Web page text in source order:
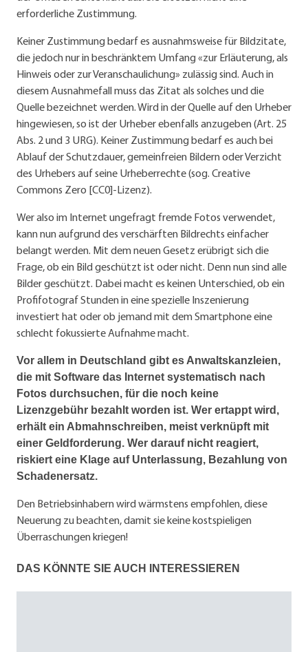
erforderliche Zustimmung.
Keiner Zustimmung bedarf es ausnahmsweise für Bildzitate,
die jedoch nur in beschränktem Umfang «zur Erläuterung, als
Hinweis oder zur Veranschaulichung» zulässig sind. Auch in
diesem Ausnahmefall muss das Zitat als solches und die
Quelle bezeichnet werden. Wird in der Quelle auf den Urheber
hingewiesen, so ist der Urheber ebenfalls anzugeben (Art. 25
Abs. 2 und 3 URG). Keiner Zustimmung bedarf es auch bei
Ablauf der Schutzdauer, gemeinfreien Bildern oder Verzicht
des Urhebers auf seine Urheberrechte (sog. Creative
Commons Zero [CC0]-Lizenz).
Wer also im Internet ungefragt fremde Fotos verwendet,
kann nun aufgrund des verschärften Bild­rechts einfacher
belangt werden. Mit dem neuen Gesetz erübrigt sich die
Frage, ob ein Bild geschützt ist oder nicht. Denn nun sind alle
Bilder geschützt. Dabei macht es keinen Unterschied, ob ein
Profifotograf Stunden in eine spezielle Inszenierung
investiert hat oder ob jemand mit dem Smartphone eine
schlecht fokussierte Aufnahme macht.
Vor allem in Deutschland gibt es Anwaltskanzleien,
die mit Software das Internet systematisch nach
Fotos durchsuchen, für die noch keine
Lizenzgebühr bezahlt worden ist. Wer ertappt wird,
erhält ein Abmahnschreiben, meist verknüpft mit
einer Geldforderung. Wer darauf nicht reagiert,
riskiert eine Klage auf Unterlassung, Bezahlung von
Schadenersatz.
Den Betriebsinhabern wird wärmstens empfohlen, diese
Neuerung zu beachten, damit sie keine kostspieligen
Überraschungen kriegen!
DAS KÖNNTE SIE AUCH INTERESSIEREN